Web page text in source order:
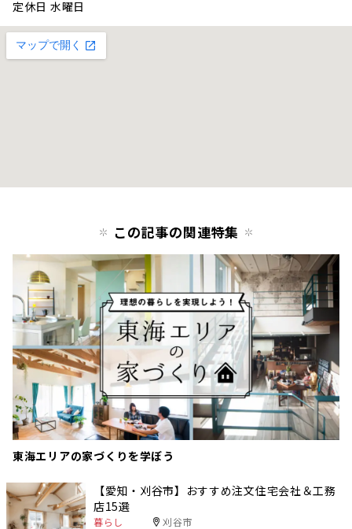
定休日 水曜日
この記事の関連特集
東海エリアの家づくりを学ぼう
【愛知・刈谷市】おすすめ注文住宅会社＆工務
店15選
暮らし 刈谷市